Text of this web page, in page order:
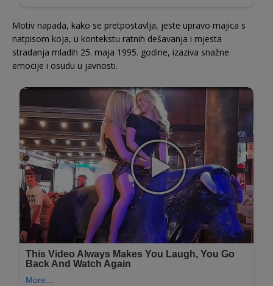
Motiv napada, kako se pretpostavlja, jeste upravo majica s
natpisom koja, u kontekstu ratnih dešavanja i mjesta
stradanja mladih 25. maja 1995. godine, izaziva snažne
emocije i osudu u javnosti.